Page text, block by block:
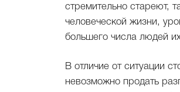
стремительно стареют,
человеческой жизни,
большего числа людей
В отличие от ситуации
невозможно продать